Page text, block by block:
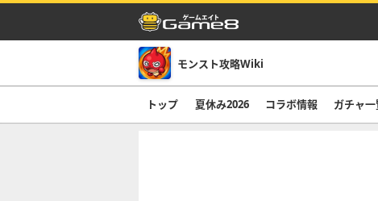
モンスト攻略Wiki
トップ 夏休み2026 コラボ情報 ガチャ